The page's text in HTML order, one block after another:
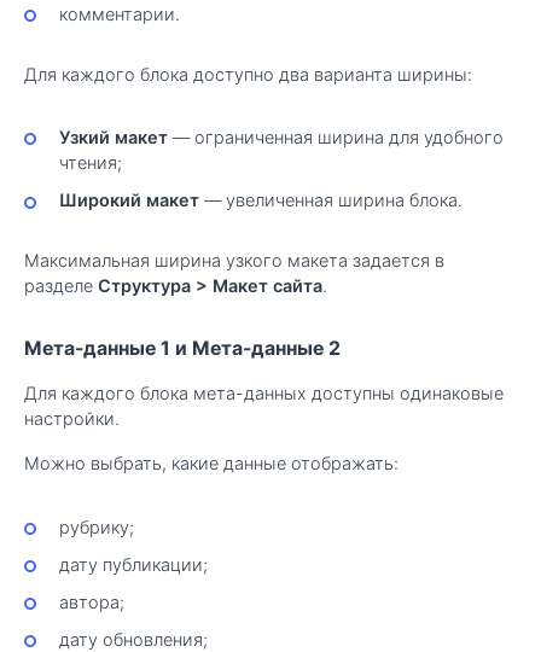
комментарии.
Для каждого блока доступно два варианта ширины:
Узкий макет — ограниченная ширина для удобного
чтения;
Широкий макет — увеличенная ширина блока.
Максимальная ширина узкого макета задается в
разделе Структура > Макет сайта.
Мета-данные 1 и Мета-данные 2
Для каждого блока мета-данных доступны одинаковые
настройки.
Можно выбрать, какие данные отображать:
рубрику;
дату публикации;
автора;
дату обновления;